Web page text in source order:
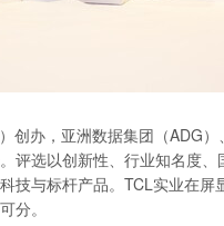
创办，亚洲数据集团（ADG
评选以创新性、行业知名度
技与标杆产品。TCL实业在
分。